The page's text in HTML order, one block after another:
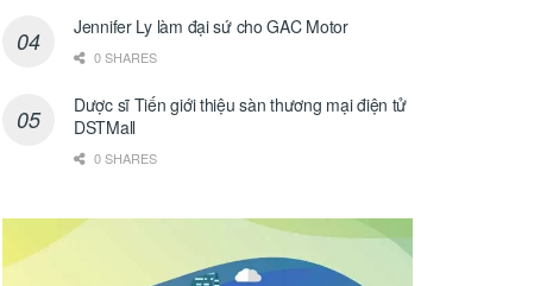
Jennifer Ly làm đại sứ cho GAC Motor
0 SHARES
Dược sĩ Tiến giới thiệu sàn thương mại điện tử
DSTMall
0 SHARES